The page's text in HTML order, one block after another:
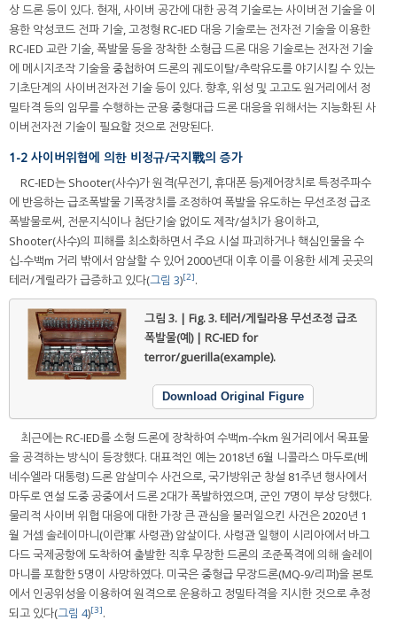
상 드론 등이 있다. 현재, 사이버 공간에 대한 공격 기술로는 사이버전 기술을 이
용한 악성코드 전파 기술, 고정형 RC-IED 대응 기술로는 전자전 기술을 이용한
RC-IED 교란 기술, 폭발물 등을 장착한 소형급 드론 대응 기술로는 전자전 기술
에 메시지조작 기술을 중첩하여 드론의 궤도이탈/추락유도를 야기시킬 수 있는
기초단계의 사이버전자전 기술 등이 있다. 향후, 위성 및 고고도 원거리에서 정
밀타격 등의 임무를 수행하는 군용 중형대급 드론 대응을 위해서는 지능화된 사
이버전자전 기술이 필요할 것으로 전망된다.
1-2 사이버위협에 의한 비정규/국지戰의 증가
RC-IED는 Shooter(사수)가 원격(무전기, 휴대폰 등)제어장치로 특정주파수
에 반응하는 급조폭발물 기폭장치를 조정하여 폭발을 유도하는 무선조정 급조
폭발물로써, 전문지식이나 첨단기술 없이도 제작/설치가 용이하고,
Shooter(사수)의 피해를 최소화하면서 주요 시설 파괴하거나 핵심인물을 수
십-수백m 거리 밖에서 암살할 수 있어 2000년대 이후 이를 이용한 세계 곳곳의
테러/게릴라가 급증하고 있다(그림 3)[2].
그림 3. | Fig. 3.테러/게릴라용 무선조정 급조
폭발물(예) | RC-IED for
terror/guerilla(example).
Download Original Figure
최근에는 RC-IED를 소형 드론에 장착하여 수백m-수km 원거리에서 목표물
을 공격하는 방식이 등장했다. 대표적인 예는 2018년 6월 니콜라스 마두로(베
네수엘라 대통령) 드론 암살미수 사건으로, 국가방위군 창설 81주년 행사에서
마두로 연설 도중 공중에서 드론 2대가 폭발하였으며, 군인 7명이 부상 당했다.
물리적 사이버 위협 대응에 대한 가장 큰 관심을 불러일으킨 사건은 2020년 1
월 거셈 솔레이마니(이란軍 사령관) 암살이다. 사령관 일행이 시리아에서 바그
다드 국제공항에 도착하여 출발한 직후 무장한 드론의 조준폭격에 의해 솔레이
마니를 포함한 5명이 사망하였다. 미국은 중형급 무장드론(MQ-9/리퍼)을 본토
에서 인공위성을 이용하여 원격으로 운용하고 정밀타격을 지시한 것으로 추정
되고 있다(그림 4)[3].